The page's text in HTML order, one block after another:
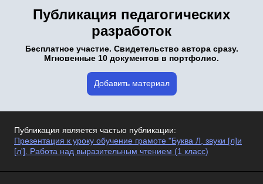
Публикация педагогических
разработок
Бесплатное участие. Свидетельство автора сразу.
Мгновенные 10 документов в портфолио.
Добавить материал
Публикация является частью публикации:
Презентация к уроку обучение грамоте "Буква Л, звуки [л]и
[л']. Работа над выразительным чтением (1 класс)